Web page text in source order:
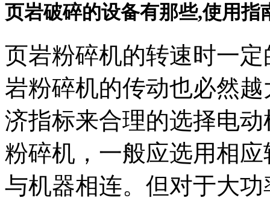
页岩破碎的设备有那些,使用指
页岩粉碎机的转速时一
岩粉碎机的传动也必然
济指标来合理的选择电
粉碎机，一般应选用相
与机器相连。但对于大